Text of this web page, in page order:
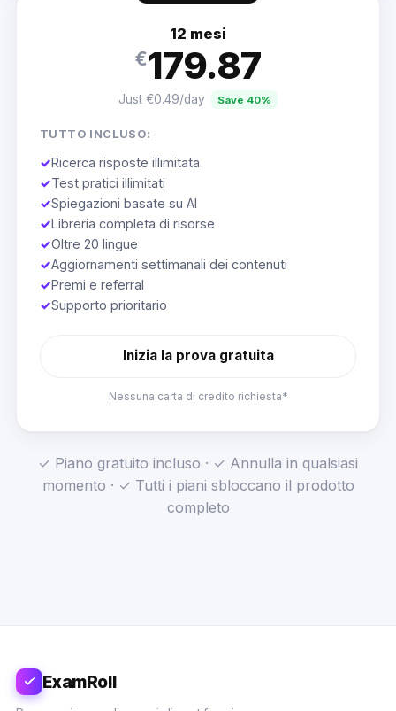
12 mesi
€179.87
Just €0.49/day Save 40%
TUTTO INCLUSO:
✓Ricerca risposte illimitata
✓Test pratici illimitati
✓Spiegazioni basate su AI
✓Libreria completa di risorse
✓Oltre 20 lingue
✓Aggiornamenti settimanali dei contenuti
✓Premi e referral
✓Supporto prioritario
Inizia la prova gratuita
Nessuna carta di credito richiesta*
✓ Piano gratuito incluso · ✓ Annulla in qualsiasi
momento · ✓ Tutti i piani sbloccano il prodotto
completo
ExamRoll